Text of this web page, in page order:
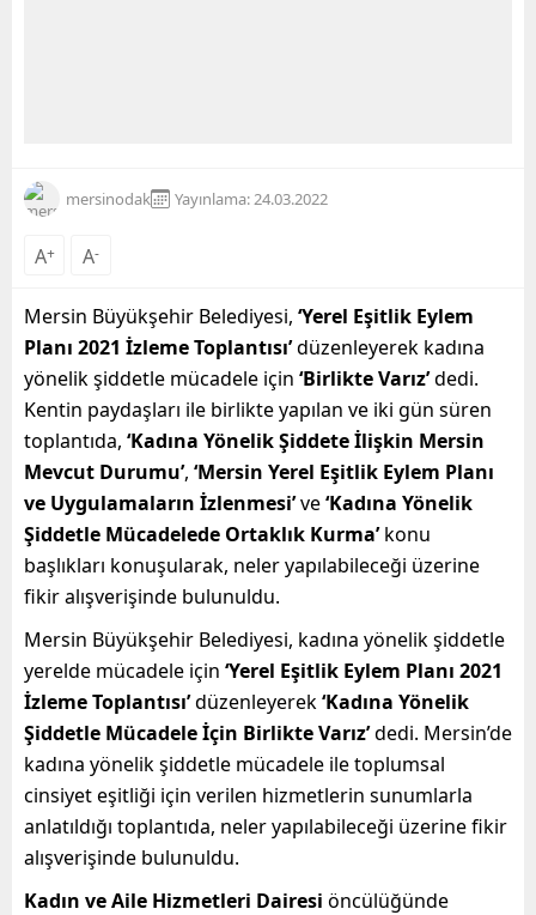
mersinodak Yayınlama: 24.03.2022
A+ A-
Mersin Büyükşehir Belediyesi, ‘Yerel Eşitlik Eylem
Planı 2021 İzleme Toplantısı’düzenleyerek kadına
yönelik şiddetle mücadele için ‘Birlikte Varız’dedi.
Kentin paydaşları ile birlikte yapılan ve iki gün süren
toplantıda, ‘Kadına Yönelik Şiddete İlişkin Mersin
Mevcut Durumu’, ‘Mersin Yerel Eşitlik Eylem Planı
ve Uygulamaların İzlenmesi’ve‘Kadına Yönelik
Şiddetle Mücadelede Ortaklık Kurma’konu
başlıkları konuşularak, neler yapılabileceği üzerine
fikir alışverişinde bulunuldu.
Mersin Büyükşehir Belediyesi, kadına yönelik şiddetle
yerelde mücadele için ‘Yerel Eşitlik Eylem Planı 2021
İzleme Toplantısı’düzenleyerek‘Kadına Yönelik
Şiddetle Mücadele İçin Birlikte Varız’dedi. Mersin’de
kadına yönelik şiddetle mücadele ile toplumsal
cinsiyet eşitliği için verilen hizmetlerin sunumlarla
anlatıldığı toplantıda, neler yapılabileceği üzerine fikir
alışverişinde bulunuldu.
Kadın ve Aile Hizmetleri Dairesi öncülüğünde